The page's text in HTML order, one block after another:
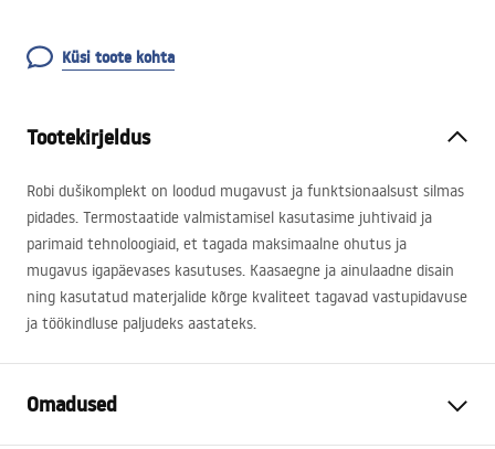
Küsi toote kohta
Tootekirjeldus
Robi dušikomplekt on loodud mugavust ja funktsionaalsust silmas
pidades. Termostaatide valmistamisel kasutasime juhtivaid ja
parimaid tehnoloogiaid, et tagada maksimaalne ohutus ja
mugavus igapäevases kasutuses. Kaasaegne ja ainulaadne disain
ning kasutatud materjalide kõrge kvaliteet tagavad vastupidavuse
ja töökindluse paljudeks aastateks.
Omadused